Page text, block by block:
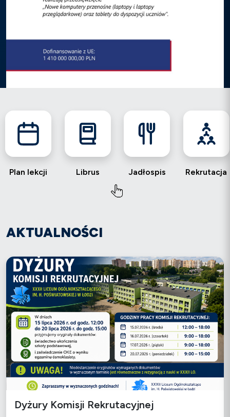
Plan lekcji Librus Jadłospis Rekrutacja
AKTUALNOŚCI
Dyżury Komisji Rekrutacyjnej